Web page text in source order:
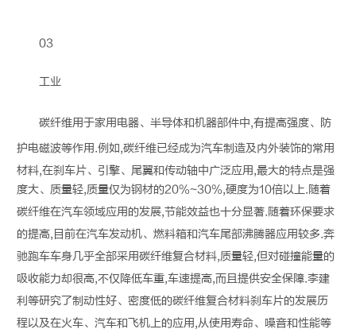
03
工业
碳纤维用于家用电器、半导体和机器部件中,有提高强度、防
护电磁波等作用.例如,碳纤维已经成为汽车制造及内外装饰的常用
材料,在刹车片、引擎、尾翼和传动轴中广泛应用,最大的特点是强
度大、质量轻,质量仅为钢材的20%~30%,硬度为10倍以上.随着
碳纤维在汽车领域应用的发展,节能效益也十分显著.随着环保要求
的提高,目前在汽车发动机、燃料箱和汽车尾部沸腾器应用较多.奔
驰跑车车身几乎全部采用碳纤维复合材料,质量轻,但对碰撞能量的
吸收能力却很高,不仅降低车重,车速提高,而且提供安全保障.李建
利等研究了制动性好、密度低的碳纤维复合材料刹车片的发展历
程以及在火车、汽车和飞机上的应用,从使用寿命、噪音和性能等